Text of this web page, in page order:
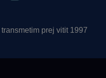
prej vitit 1997